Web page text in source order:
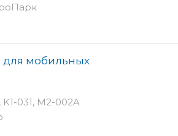
для мобильных
031, M2-002A